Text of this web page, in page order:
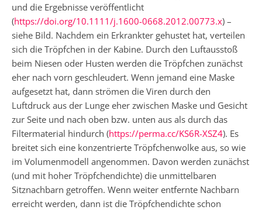
und die Ergebnisse veröffentlicht
(https://doi.org/10.1111/j.1600-0668.2012.00773.x) –
siehe Bild. Nachdem ein Erkrankter gehustet hat, verteilen
sich die Tröpfchen in der Kabine. Durch den Luftausstoß
beim Niesen oder Husten werden die Tröpfchen zunächst
eher nach vorn geschleudert. Wenn jemand eine Maske
aufgesetzt hat, dann strömen die Viren durch den
Luftdruck aus der Lunge eher zwischen Maske und Gesicht
zur Seite und nach oben bzw. unten aus als durch das
Filtermaterial hindurch (https://perma.cc/KS6R-XSZ4). Es
breitet sich eine konzentrierte Tröpfchenwolke aus, so wie
im Volumenmodell angenommen. Davon werden zunächst
(und mit hoher Tröpfchendichte) die unmittelbaren
Sitznachbarn getroffen. Wenn weiter entfernte Nachbarn
erreicht werden, dann ist die Tröpfchendichte schon